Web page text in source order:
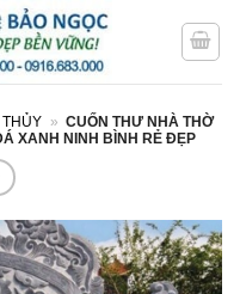
» CUỐN THƯ NHÀ THỜ
XANH NINH BÌNH RẺ ĐẸP